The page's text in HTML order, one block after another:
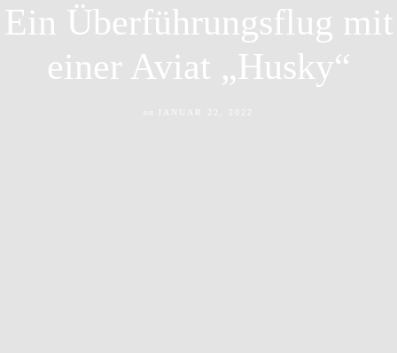
Ein Überführungsflug mit
einer Aviat „Husky“
JANUAR 22, 2022